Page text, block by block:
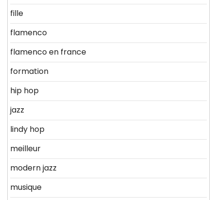
fille
flamenco
flamenco en france
formation
hip hop
jazz
lindy hop
meilleur
modern jazz
musique